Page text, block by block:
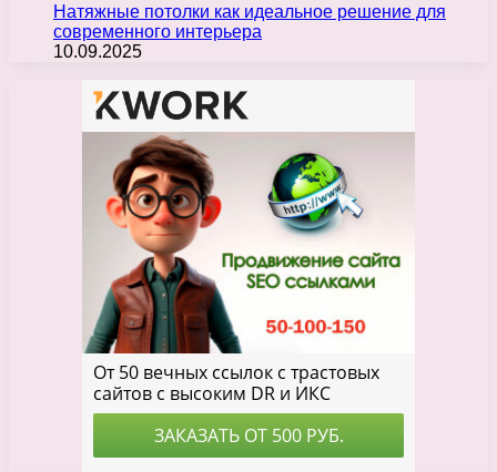
Натяжные потолки как идеальное решение для
современного интерьера
10.09.2025